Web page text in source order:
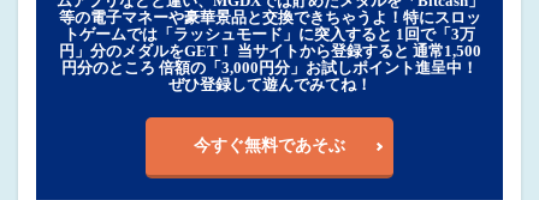
等の電子マネーや豪華景品と交換できちゃうよ！特にスロッ
トゲームでは「ラッシュモード」に突入すると 1回で「3万
円」分のメダルをGET！ 当サイトから登録すると 通常1,500
円分のところ 倍額の「3,000円分」お試しポイント進呈中！
ぜひ登録して遊んでみてね！
今すぐ無料であそぶ